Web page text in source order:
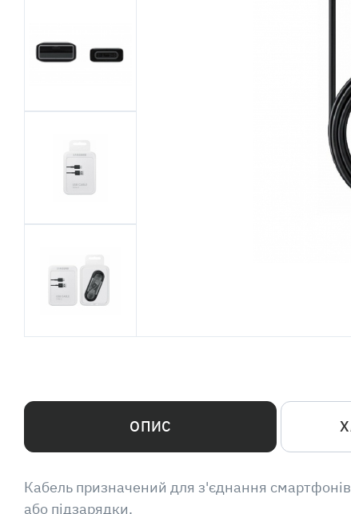
ОПИС
Кабель призначений для з'єднання
або підзарядки.